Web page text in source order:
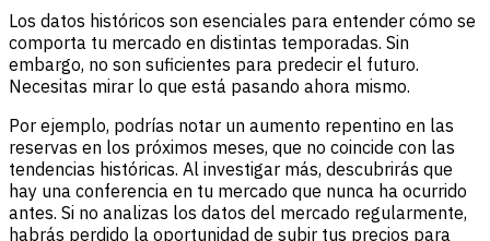
Los datos históricos son esenciales para entender cómo se
comporta tu mercado en distintas temporadas. Sin
embargo, no son suficientes para predecir el futuro.
Necesitas mirar lo que está pasando ahora mismo.
Por ejemplo, podrías notar un aumento repentino en las
reservas en los próximos meses, que no coincide con las
tendencias históricas. Al investigar más, descubrirás que
hay una conferencia en tu mercado que nunca ha ocurrido
antes. Si no analizas los datos del mercado regularmente,
habrás perdido la oportunidad de subir tus precios para